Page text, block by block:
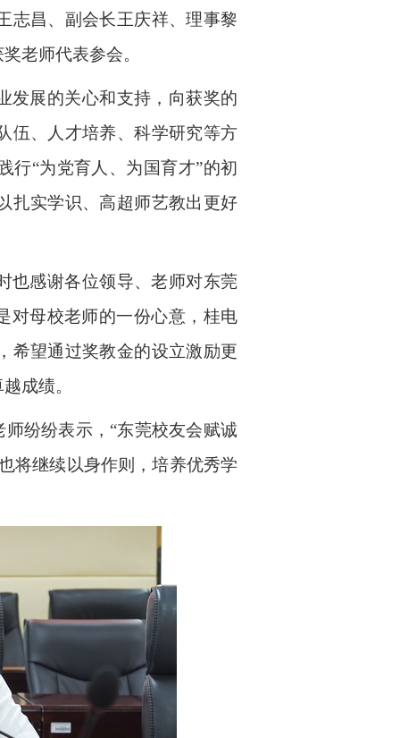
志昌、副会长王庆祥、理事黎
老师代表参会。
发展的关心和支持，向获奖的
伍、人才培养、科学研究等方
行“为党育人、为国育才”的初
扎实学识、高超师艺教出更好
也感谢各位领导、老师对东莞
对母校老师的一份心意，桂电
希望通过奖教金的设立激励更
成绩。
纷纷表示，“东莞校友会赋诚
将继续以身作则，培养优秀学